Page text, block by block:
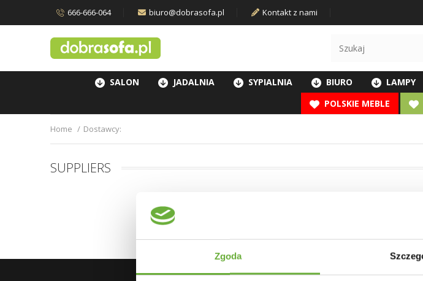
Zgoda
666-666-064 biuro@dobrasofa.pl Kontakt z nami
SALON JADALNIA SYPIALNIA BIURO LAMPY
POLSKIE MEBLE
Home Dostawcy:
SUPPLIERS